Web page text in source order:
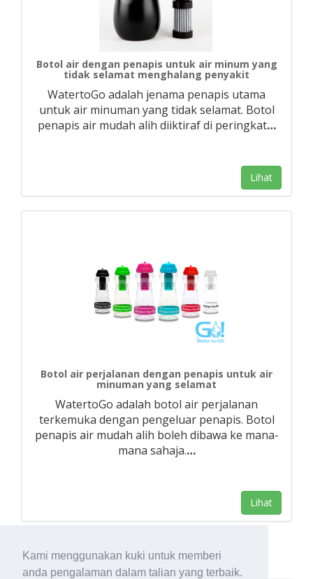
Kami menggunakan kuki untuk memberi
anda pengalaman dalam talian yang terbaik.
Botol air dengan penapis untuk air minum yang
tidak selamat menghalang penyakit
WatertoGo adalah jenama penapis utama
untuk air minuman yang tidak selamat. Botol
penapis air mudah alih diiktiraf di peringkat…
Lihat
Botol air perjalanan dengan penapis untuk air
minuman yang selamat
WatertoGo adalah botol air perjalanan
terkemuka dengan pengeluar penapis. Botol
penapis air mudah alih boleh dibawa ke mana-
mana sahaja.…
Lihat